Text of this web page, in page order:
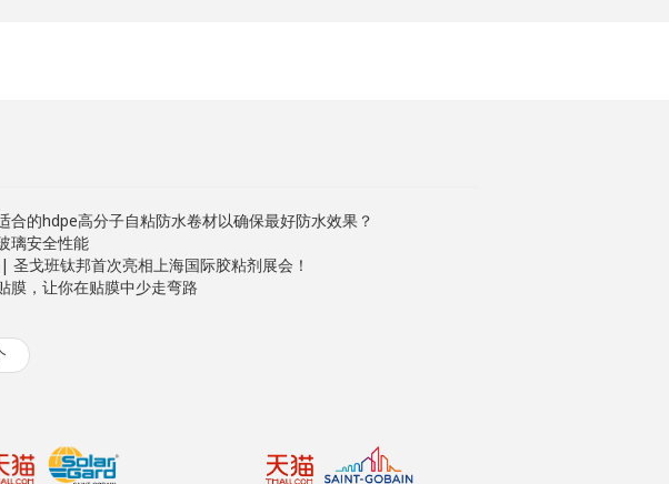
合的hdpe高分子自粘防水卷材以确保最好防水效果？
璃安全性能
圣戈班钛邦首次亮相上海国际胶粘剂展会！
膜，让你在贴膜中少走弯路